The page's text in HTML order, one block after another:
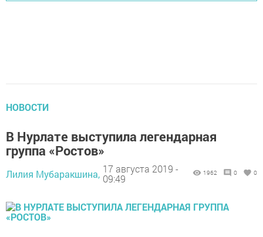
НОВОСТИ
В Нурлате выступила легендарная
группа «Ростов»
Лилия Мубаракшина, 17 августа 2019 -
09:49
1962 0 0